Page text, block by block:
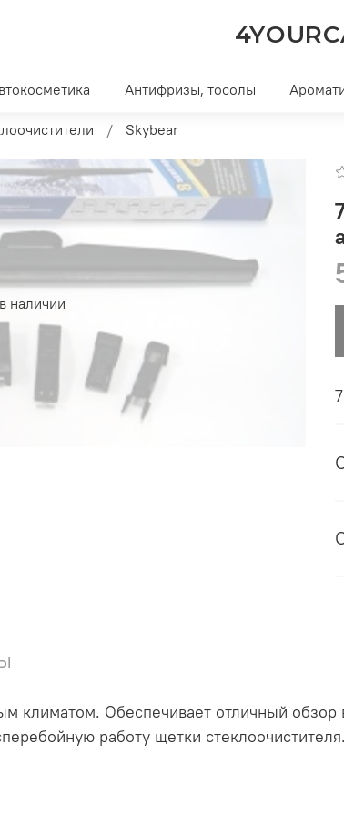
Антифризы, тосолы
Skybear
наличии
климатом. Обеспечивает отличный
работу щетки